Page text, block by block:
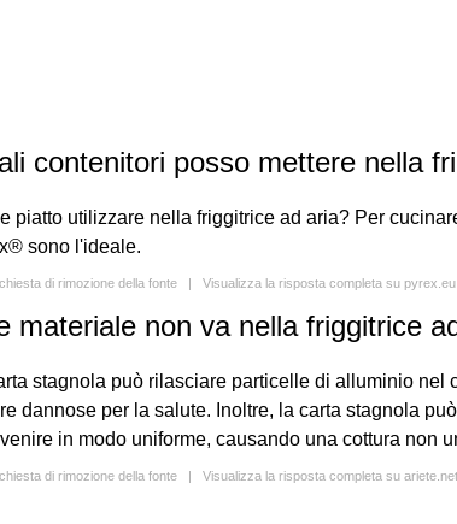
contenitori posso mettere nella
piatto utilizzare nella friggitrice ad aria? Per
sono l'ideale.
di rimozione della fonte | Visualizza la risposta completa su pyrex.eu
materiale non va nella friggitrice
stagnola può rilasciare particelle di alluminio nel
dannose per la salute. Inoltre, la carta stagnola
in modo uniforme, causando una cottura non
di rimozione della fonte | Visualizza la risposta completa su ariete.net